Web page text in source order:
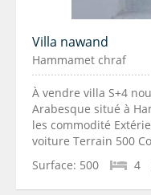
Villa nawand
Hammamet chraf
À vendre villa S+4
Arabesque situé à
les commodité
voiture Terrain 500
Surface: 500 4